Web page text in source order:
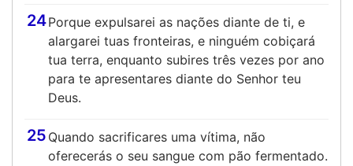
24Porque expulsarei as nações diante de ti, e
alargarei tuas fronteiras, e ninguém cobiçará
tua terra, enquanto subires três vezes por ano
para te apresentares diante do Senhor teu
Deus.
25 Quando sacrificares uma vítima, não
oferecerás o seu sangue com pão fermentado.